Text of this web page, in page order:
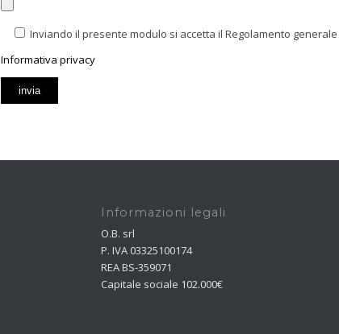
Inviando il presente modulo si accetta il Regolamento
Informativa privacy
Informazioni legali
O.B. srl
P. IVA 03325100174
REA BS-359071
Capitale sociale 102.000€